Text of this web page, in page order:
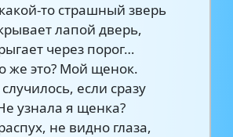
то страшный зверь
лапой дверь,
через порог…
же это? Мой щенок.
если сразу
узнала я щенка?
не видно глаза,